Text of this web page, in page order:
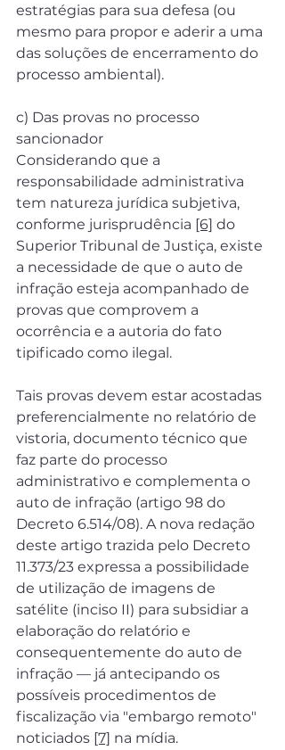
estratégias para sua defesa (ou
mesmo para propor e aderir a uma
das soluções de encerramento do
processo ambiental).
c) Das provas no processo
sancionador
Considerando que a
responsabilidade administrativa
tem natureza jurídica subjetiva,
conforme jurisprudência [6] do
Superior Tribunal de Justiça, existe
a necessidade de que o auto de
infração esteja acompanhado de
provas que comprovem a
ocorrência e a autoria do fato
tipificado como ilegal.
Tais provas devem estar acostadas
preferencialmente no relatório de
vistoria, documento técnico que
faz parte do processo
administrativo e complementa o
auto de infração (artigo 98 do
Decreto 6.514/08). A nova redação
deste artigo trazida pelo Decreto
11.373/23 expressa a possibilidade
de utilização de imagens de
satélite (inciso II) para subsidiar a
elaboração do relatório e
consequentemente do auto de
infração — já antecipando os
possíveis procedimentos de
fiscalização via "embargo remoto"
noticiados [7] na mídia.